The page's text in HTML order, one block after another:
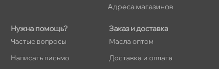
Нужна помощь?
Частые вопросы
Написать письмо
Заказ и доставка
Масла оптом
Доставка и оплата
Адреса магазино